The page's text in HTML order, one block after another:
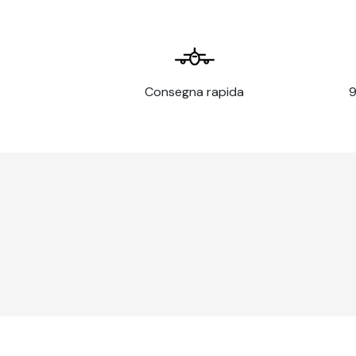
Larghezza striscia
Sovrapposizione
15 a
15
Consegna rapida